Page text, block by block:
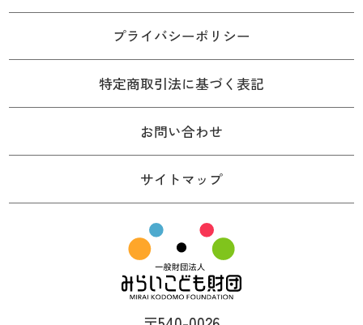
プライバシーポリシー
特定商取引法に基づく表記
お問い合わせ
サイトマップ